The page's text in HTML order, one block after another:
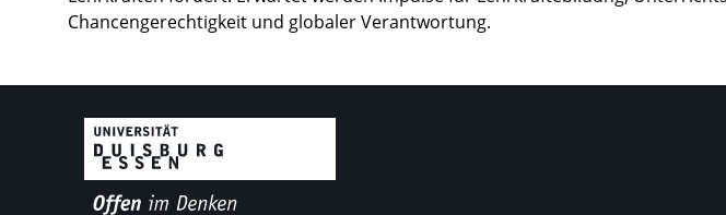
Chancengerechtigkeit und globaler Verantwortung.